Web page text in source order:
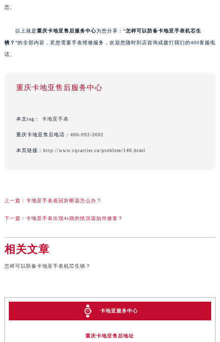
态。
以上就是重庆卡地亚售后服务中心为您分享：“怎样可以防备卡地亚手表机芯生
锈？ ”的全部内容，若您需要手表维修服务，欢迎您随时到店咨询或拨打我们的400客服电
话。
重庆卡地亚售后服务中心
本文tag： 卡地亚手表
重庆卡地亚售后电话： 400-992-3692
本页链接： http://www.cqcartier.cn/problem/146.html
上一篇： 卡地亚手表表冠折断该怎么办？
下一篇： 卡地亚手表出现4s跳的情况该如何修复？
相关文章
怎样可以防备卡地亚手表机芯生锈？
卡地亚服务中心
重庆卡地亚售后地址